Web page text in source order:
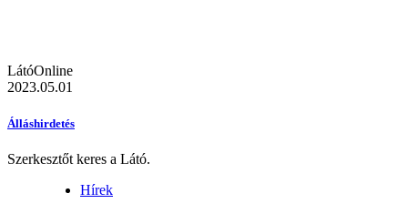
LátóOnline
2023.05.01
Álláshirdetés
Szerkesztőt keres a Látó.
Hírek